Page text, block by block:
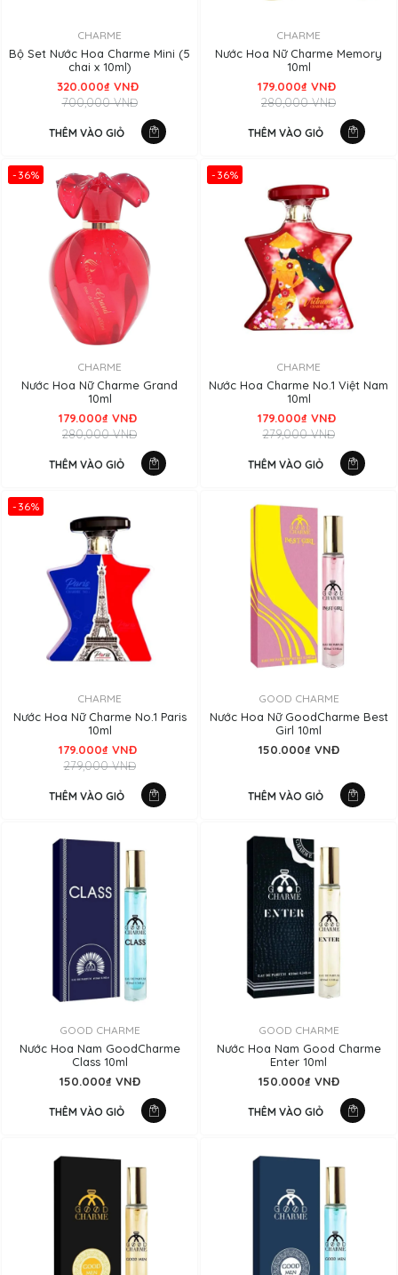
CHARME
Bộ Set Nước Hoa Charme Mini (5
chai x 10ml)
320.000₫ VNĐ
700,000 VNĐ
THÊM VÀO GIỎ
CHARME
Nước Hoa Nữ Charme Memory
10ml
179.000₫ VNĐ
280,000 VNĐ
THÊM VÀO GIỎ
-36%
CHARME
Nước Hoa Nữ Charme Grand
10ml
179.000₫ VNĐ
280,000 VNĐ
THÊM VÀO GIỎ
-36%
CHARME
Nước Hoa Charme No.1 Việt Nam
10ml
179.000₫ VNĐ
279,000 VNĐ
THÊM VÀO GIỎ
-36%
CHARME
Nước Hoa Nữ Charme No.1 Paris
10ml
179.000₫ VNĐ
279,000 VNĐ
THÊM VÀO GIỎ
GOOD CHARME
Nước Hoa Nữ GoodCharme Best
Girl 10ml
150.000₫ VNĐ
THÊM VÀO GIỎ
GOOD CHARME
Nước Hoa Nam GoodCharme
Class 10ml
150.000₫ VNĐ
THÊM VÀO GIỎ
GOOD CHARME
Nước Hoa Nam Good Charme
Enter 10ml
150.000₫ VNĐ
THÊM VÀO GIỎ